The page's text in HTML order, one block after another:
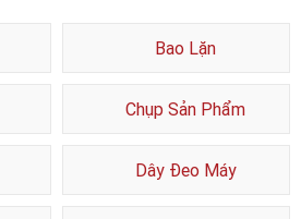
Bao Lặn
Chụp Sản Phẩm
Dây Đeo Máy